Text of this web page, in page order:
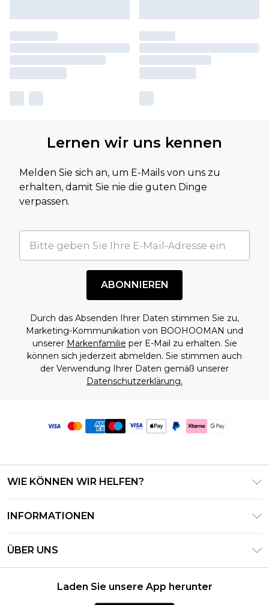
Lernen wir uns kennen
Melden Sie sich an, um E-Mails von uns zu
erhalten, damit Sie nie die guten Dinge
verpassen.
ABONNIEREN
Durch das Absenden Ihrer Daten stimmen Sie zu,
Marketing-Kommunikation von BOOHOOMAN und
unserer Markenfamilie per E-Mail zu erhalten. Sie
können sich jederzeit abmelden. Sie stimmen auch
der Verwendung Ihrer Daten gemäß unserer
Datenschutzerklärung.
WIE KÖNNEN WIR HELFEN?
Meine Bestellung verfolgen & zurücksenden
Lieferoptionen
Rückgaberecht – Aktualisiert Mai 2026
INFORMATIONEN
Geschäftsbedingungen – Aktualisiert Juni 2026
Geschenkkarten-Guthaben
ÜBER UNS
Erklärung Zur Modernen Sklaverei
Laden Sie unsere App herunter